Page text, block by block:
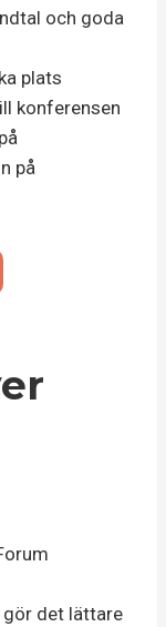
och goda
plats
konferensen
på
gör det lättare